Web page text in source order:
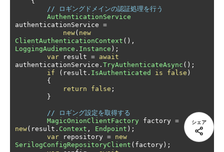
// ロギングドメインの認証処理を行う
AuthenticationService
authenticationService =
new( new
ClientAuthenticationContext (),
LoggingAudience . Instance );
var result = await
authenticationService . TryAuthenticateAsync ();
if
( result . IsAuthenticated is false )
{
return
false ;
}
// ロギング設定を取得する
MagicOnionClientFactory factory =
new( result . Context , Endpoint );
var repository = new
SerilogConfigRepositoryClient ( factory);
シェア